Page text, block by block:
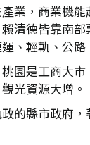
業，商業機
清德皆靠南
、輕軌、公
園是工商大
光資源大增。
的縣市政府